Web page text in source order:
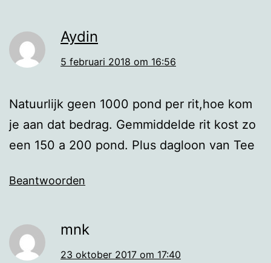
Aydin
5 februari 2018 om 16:56
Natuurlijk geen 1000 pond per rit,hoe kom
je aan dat bedrag. Gemmiddelde rit kost zo
een 150 a 200 pond. Plus dagloon van Tee
Beantwoorden
mnk
23 oktober 2017 om 17:40